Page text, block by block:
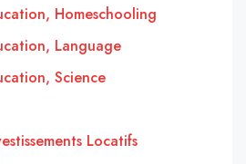
Homeschooling
Language
Science
Locatifs